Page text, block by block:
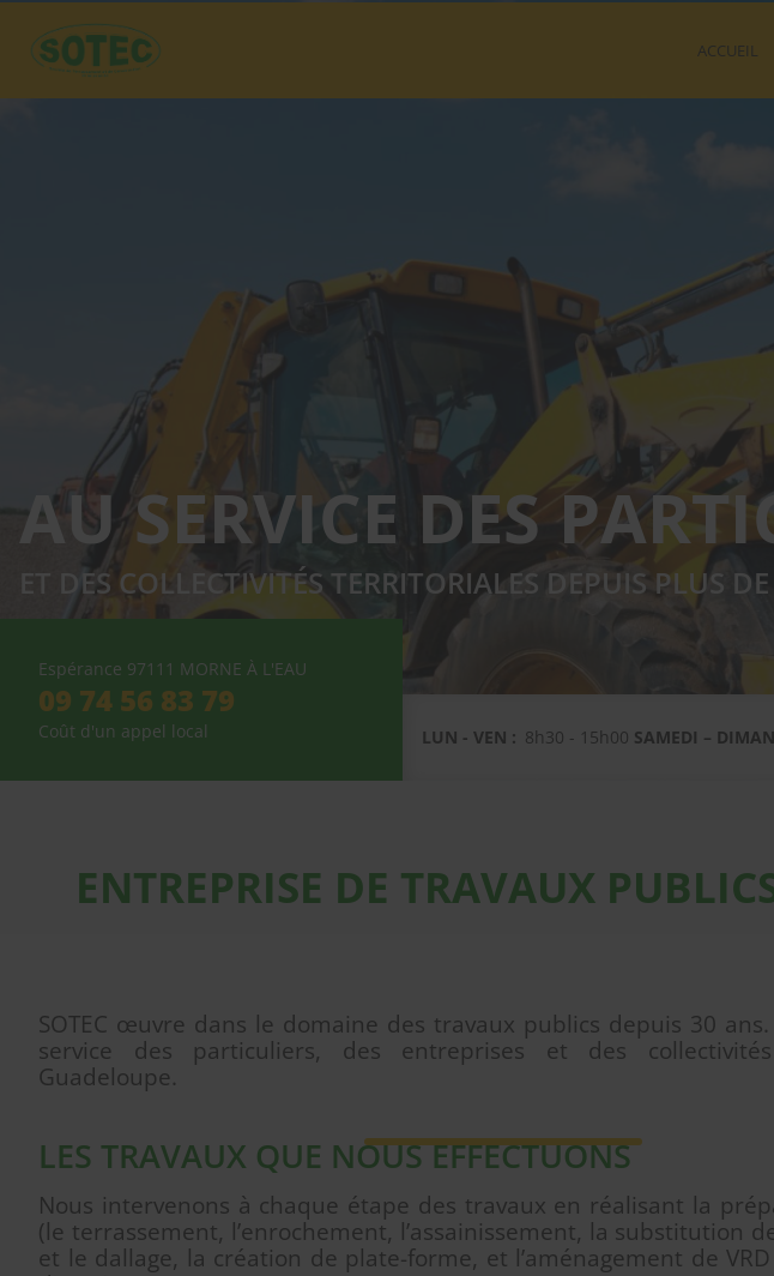
AU SERVICE DES
ET DES COLLECTIVITÉS TERRITORIALES DEPUIS PLUS
Espérance 97111 MORNE À L'EAU
09 74 56 83 79
Coût d'un appel local LUN - VEN : 8h30 - 15h00 SAMEDI –
ACCUEIL
ENTREPRISE DE TRAVAUX
SOTEC œuvre dans le domaine des travaux publics depuis 30
service des particuliers, des entreprises et des
Guadeloupe.
LES TRAVAUX QUE NOUS EFFECTUONS
Nous intervenons à chaque étape des travaux en réalisant la
(le terrassement, l’enrochement, l’assainissement, la substitution
et le dallage, la création de plate-forme, et l’aménagement de